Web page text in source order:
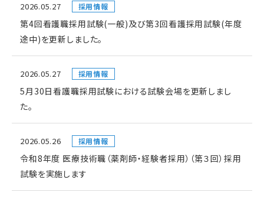
2026.05.27 採用情報
第4回看護職採用試験(一般)及び第3回看護採用試験(年度
途中)を更新しました。
2026.05.27 採用情報
5月30日看護職採用試験における試験会場を更新しまし
た。
2026.05.26 採用情報
令和8年度 医療技術職（薬剤師・経験者採用）（第３回）採用
試験を実施します